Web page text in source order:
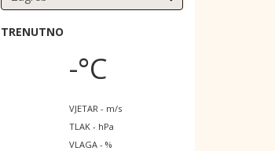
TRENUTNO
-°C
VJETAR - m/s
TLAK - hPa
VLAGA - %